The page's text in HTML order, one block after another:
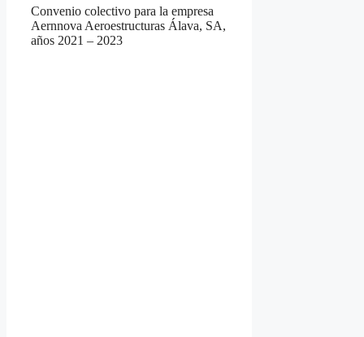
Convenio colectivo para la empresa
Aernnova Aeroestructuras Álava, SA,
años 2021 – 2023